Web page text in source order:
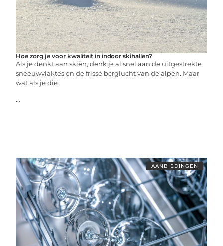
Hoe zorg je voor kwaliteit in indoor skihallen?
Als je denkt aan skiën, denk je al snel aan de uitgestrekte
sneeuwvlaktes en de frisse berglucht van de alpen. Maar
wat als je die
...
AANBIEDINGEN